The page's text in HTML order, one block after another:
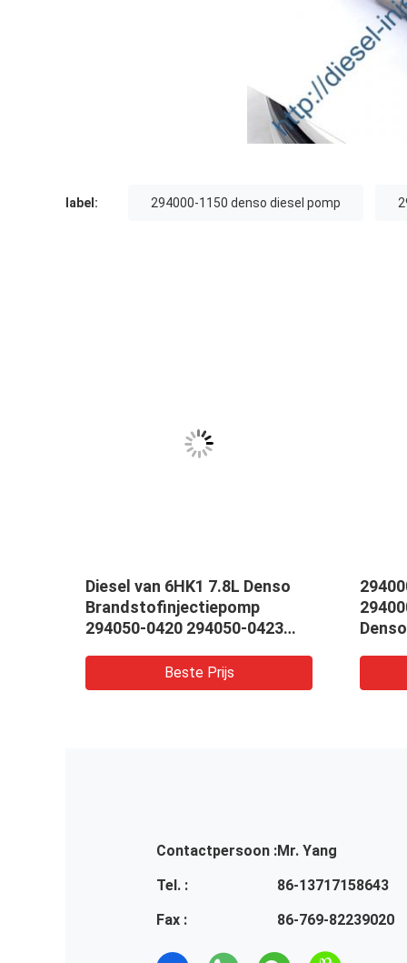
label: 294000-1150 denso diesel pomp
Diesel van 6HK1 7.8L Denso
Brandstofinjectiepomp
294050-0420 294050-0423
97605946-8 voor ISUZU
Beste Prijs
van
Contactpersoon :Mr. Yang
Tel. :
86-13717158643
Fax :
86-769-82239020